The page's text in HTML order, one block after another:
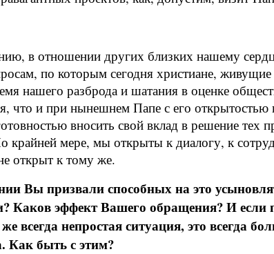
в отношении других близких нашему
по которым сегодня христиане,
нашего разброда и шатания в оценке
и при нынешнем Папе с его открытостью
вносить свой вклад в решение
крайней мере, мы открыты к диалогу, к
открыт к тому же.
Вы призвали способных на это
эффект Вашего обращения? И если
непростая ситуация, это всегда
Как быть с этим?